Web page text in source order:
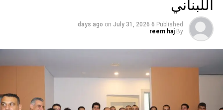
Published
6 days ago
on July 31, 2026
By
reem haj